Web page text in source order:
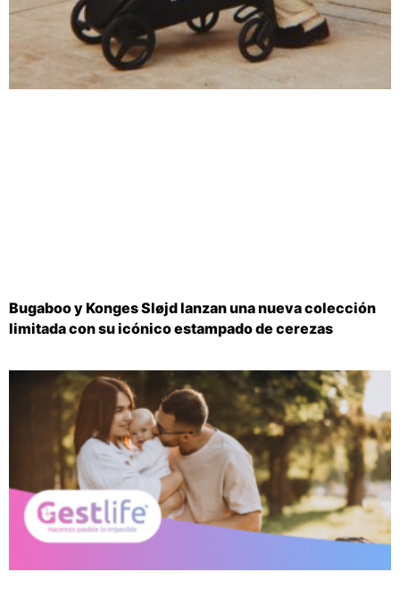
Bugaboo y Konges Sløjd lanzan una nueva colección
limitada con su icónico estampado de cerezas